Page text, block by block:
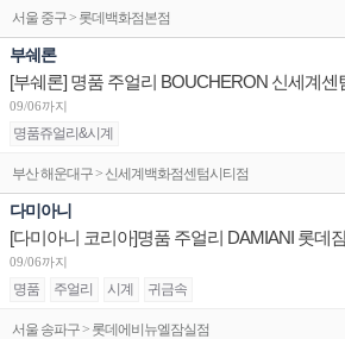
서울 중구 > 롯데백화점본점
부쉐론
09/06까지
명품쥬얼리&시계
부산 해운대구 > 신세계백화점센텀시티점
다미아니
09/06까지
명품 주얼리 시계 귀금속
서울 송파구 > 롯데에비뉴엘잠실점